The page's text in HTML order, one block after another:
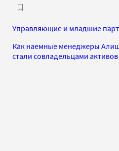
Управляющие и младшие
Как наемные менеджеры
стали совладельцами